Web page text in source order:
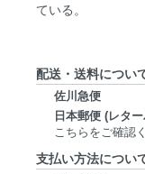
ている。
配送・送料につい
佐川急便
日本郵便 (レタ
こちらをご確認
支払い方法につい